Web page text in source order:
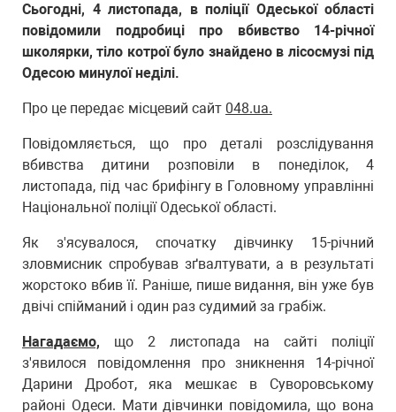
Сьогодні, 4 листопада, в поліції Одеської області
повідомили подробиці про вбивство 14-річної
школярки, тіло котрої було знайдено в лісосмузі під
Одесою минулої неділі.
Про це передає місцевий сайт 048.ua.
Повідомляється, що про деталі розслідування
вбивства дитини розповіли в понеділок, 4
листопада, під час брифінгу в Головному управлінні
Національної поліції Одеської області.
Як з'ясувалося, спочатку дівчинку 15-річний
зловмисник спробував зґвалтувати, а в результаті
жорстоко вбив її. Раніше, пише видання, він уже був
двічі спійманий і один раз судимий за грабіж.
Нагадаємо, що 2 листопада на сайті поліції
з'явилося повідомлення про зникнення 14-річної
Дарини Дробот, яка мешкає в Суворовському
районі Одеси. Мати дівчинки повідомила, що вона
корупцією